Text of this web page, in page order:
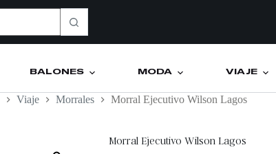
BALONES MODA VIAJE
Viaje Morrales Morral Ejecutivo Wilson Lagos
Morral Ejecutivo Wilson Lagos